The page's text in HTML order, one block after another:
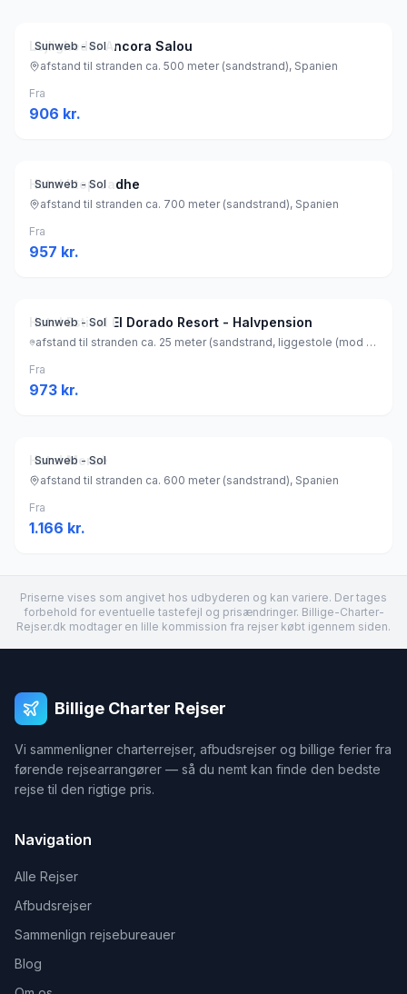
Sunweb - Sol
Lejligheder Ancora Salou
afstand til stranden ca. 500 meter (sandstrand), Spanien
Fra
906 kr.
Sunweb - Sol
Hotel htop Jadhe
afstand til stranden ca. 700 meter (sandstrand), Spanien
Fra
957 kr.
Sunweb - Sol
Hotel Estival El Dorado Resort - Halvpension
afstand til stranden ca. 25 meter (sandstrand, liggestole (mod betaling) , parasol (mod betaling) ), Spanien
Fra
973 kr.
Sunweb - Sol
Hotel Mercè
afstand til stranden ca. 600 meter (sandstrand), Spanien
Fra
1.166 kr.
Priserne vises som angivet hos udbyderen og kan variere. Der tages
forbehold for eventuelle tastefejl og prisændringer. Billige-Charter-
Rejser.dk modtager en lille kommission fra rejser købt igennem siden.
Billige Charter Rejser
Vi sammenligner charterrejser, afbudsrejser og billige ferier fra
førende rejsearrangører — så du nemt kan finde den bedste
rejse til den rigtige pris.
Navigation
Alle Rejser
Afbudsrejser
Sammenlign rejsebureauer
Blog